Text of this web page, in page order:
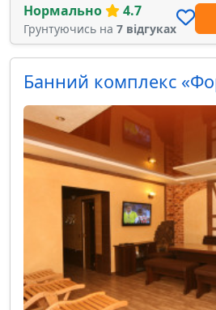
Нормально 4.7
Грунтуючись на 7 відгуках
Банний комплекс